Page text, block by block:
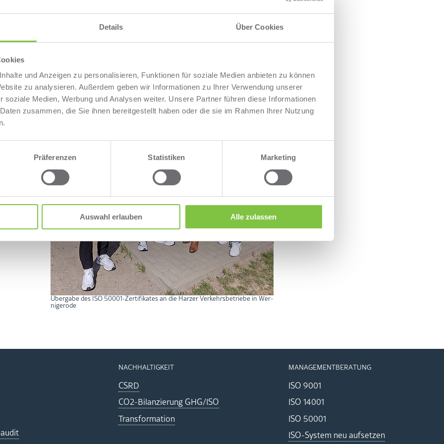
Details Über Cookies
und Anzeigen zu personalisieren, Funktionen für soziale Medien anbieten zu können
zu analysieren. Außerdem geben wir Informationen zu Ihrer Verwendung unserer
soziale Medien, Werbung und Analysen weiter. Unsere Partner führen diese Informationen
zusammen, die Sie ihnen bereitgestellt haben oder die sie im Rahmen Ihrer Nutzung
Präferenzen Statistiken Marketing
Auswahl erlauben Alle zulassen
Über­ga­be des ISO 50001-Zer­ti­fi­ka­tes an die Har­zer Ver­kehrs­be­trie­be in Wer­
ni­ge­ro­de
En­er­gie­
Ver­bes­se­
ISO
ers­ten
Be­treu­
und
und
Auf­
NACH­HAL­TIG­KEIT
CSRD
CO2-Bi­lan­zie­rung GHG/ISO
Trans­for­ma­ti­on
MA­NAGE­MENT­BE­RA­TUNG
ISO 9001
ISO 14001
ISO 50001
ISO-Sys­tem neu auf­set­zen